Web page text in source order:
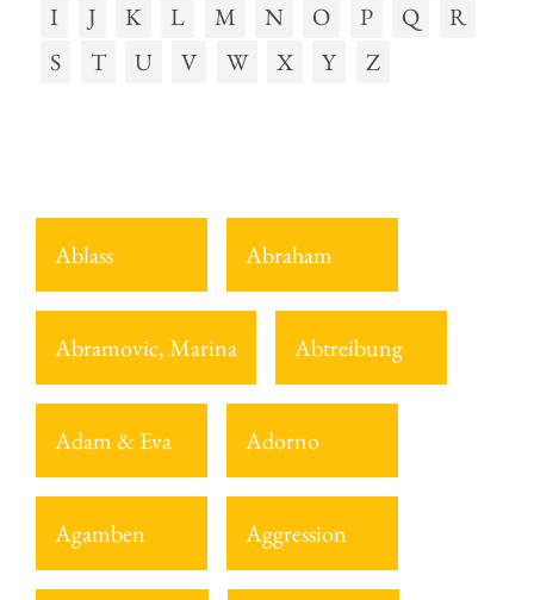
I
J K L M N O P Q
R
S
T U V W X Y Z
Ablass Abraham
Abramovic, Marina Abtreibung
Adam & Eva Adorno
Agamben Aggression